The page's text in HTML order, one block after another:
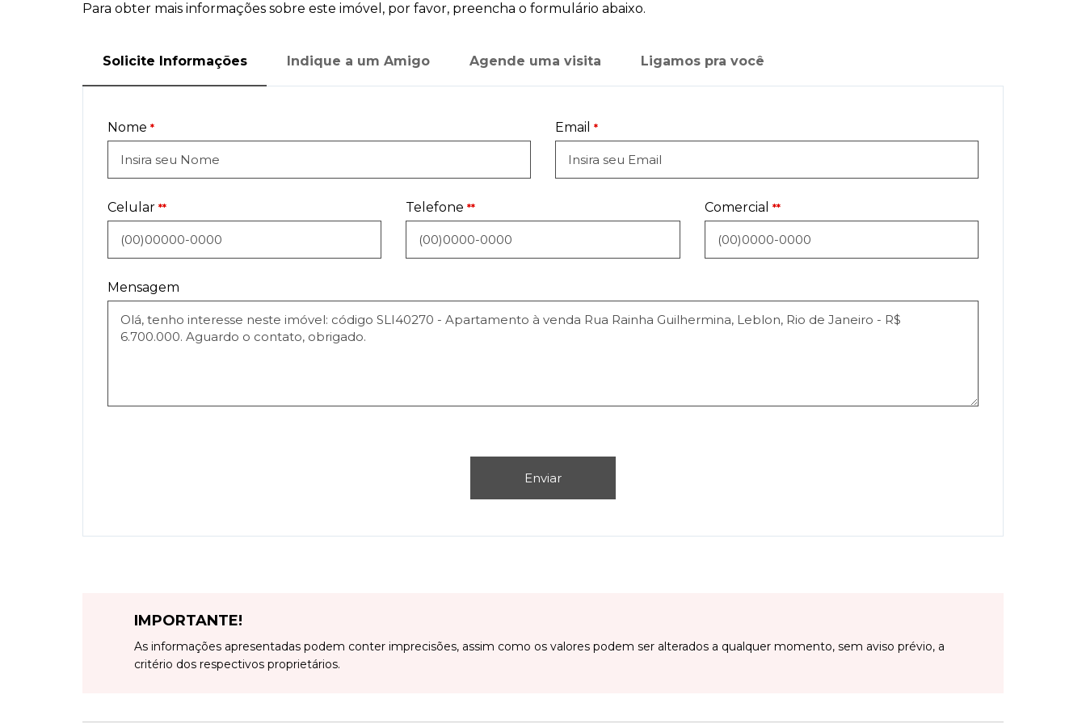
Para obter mais informações sobre este imóvel, por favor, preencha o formulário abaixo.
Solicite Informações Indique a um Amigo Agende uma visita Ligamos pra você
Nome * Email *
Celular ** Telefone ** Comercial **
Mensagem
Enviar
IMPORTANTE!
As informações apresentadas podem conter imprecisões, assim como os valores podem ser alterados a qualquer momento, sem aviso prévio, a
critério dos respectivos proprietários.